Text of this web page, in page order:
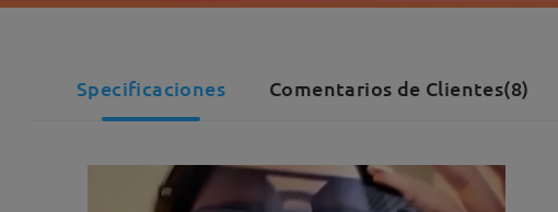
Specificaciones Comentarios de Clientes(8)